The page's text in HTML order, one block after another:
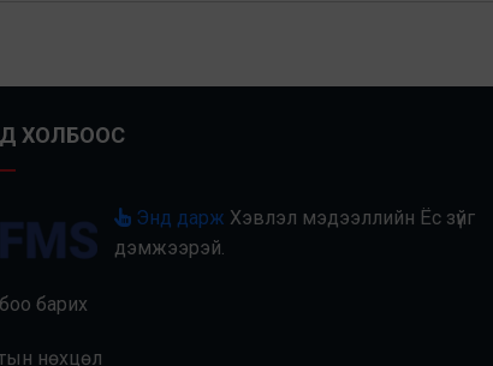
ХОЛБООС
Энд дарж Хэвлэл мэдээллийн Ёс зүйг
дэмжээрэй.
барих
нөхцөл